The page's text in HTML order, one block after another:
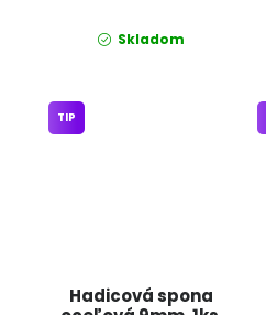
Skladom
Hadicová spona
TIP